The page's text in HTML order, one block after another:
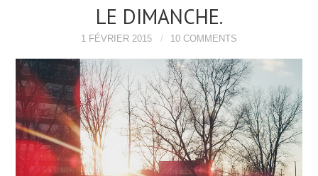
LE DIMANCHE.
1 FÉVRIER 2015 10 COMMENTS